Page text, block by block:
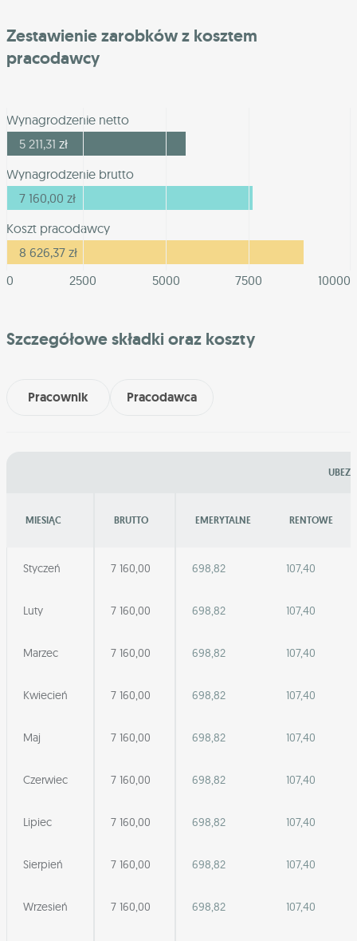
Zestawienie zarobków z kosztem
pracodawcy
Wynagrodzenie netto
5 211,31 zł
Wynagrodzenie brutto
7 160,00 zł
Koszt pracodawcy
8 626,37 zł
0
2500 5000 7500 10000
Szczegółowe składki oraz koszty
Pracownik Pracodawca
MIESIĄC BRUTTO EMERYTALNE RENTOWE
Styczeń 7 160,00 698,82 107,40
Luty 7 160,00 698,82 107,40
Marzec 7 160,00 698,82 107,40
Kwiecień 7 160,00 698,82 107,40
Maj 7 160,00 698,82 107,40
Czerwiec 7 160,00 698,82 107,40
Lipiec 7 160,00 698,82 107,40
Sierpień 7 160,00 698,82 107,40
Wrzesień 7 160,00 698,82 107,40